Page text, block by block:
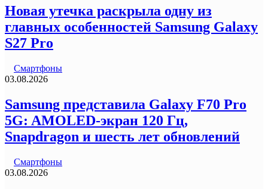
Новая утечка раскрыла одну из
главных особенностей Samsung Galaxy
S27 Pro
Смартфоны
03.08.2026
Samsung представила Galaxy F70 Pro
5G: AMOLED-экран 120 Гц,
Snapdragon и шесть лет обновлений
Смартфоны
03.08.2026